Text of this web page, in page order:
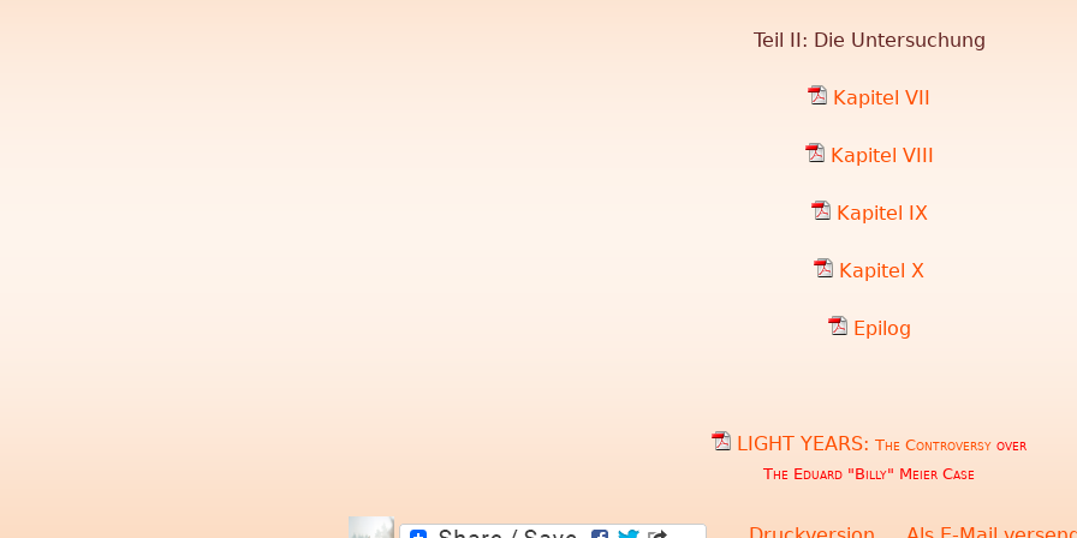
Teil II: Die Untersuchung
Kapitel VII
Kapitel VIII
Kapitel IX
Kapitel X
Epilog
LIGHT YEARS: The Controversy over
The Eduard "Billy" Meier Case